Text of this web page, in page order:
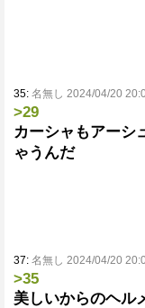
35: 名無し 2024/04/20
>29
カーシャもアーシ
ゃうんだ
37: 名無し 2024/04/20
>35
美しいからのヘル